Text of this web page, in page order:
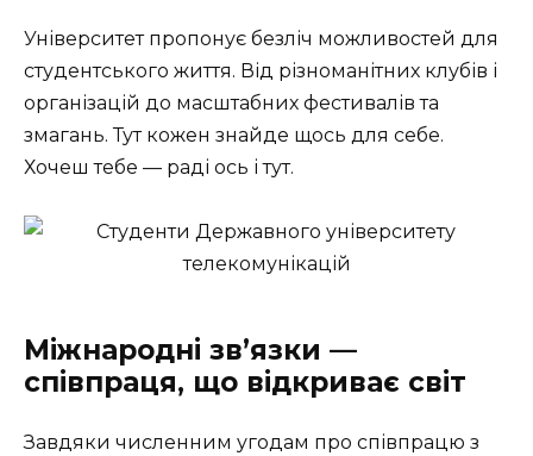
Університет пропонує безліч можливостей для
студентського життя. Від різноманітних клубів і
організацій до масштабних фестивалів та
змагань. Тут кожен знайде щось для себе.
Хочеш тебе — раді ось і тут.
Міжнародні зв’язки —
співпраця, що відкриває світ
Завдяки численним угодам про співпрацю з